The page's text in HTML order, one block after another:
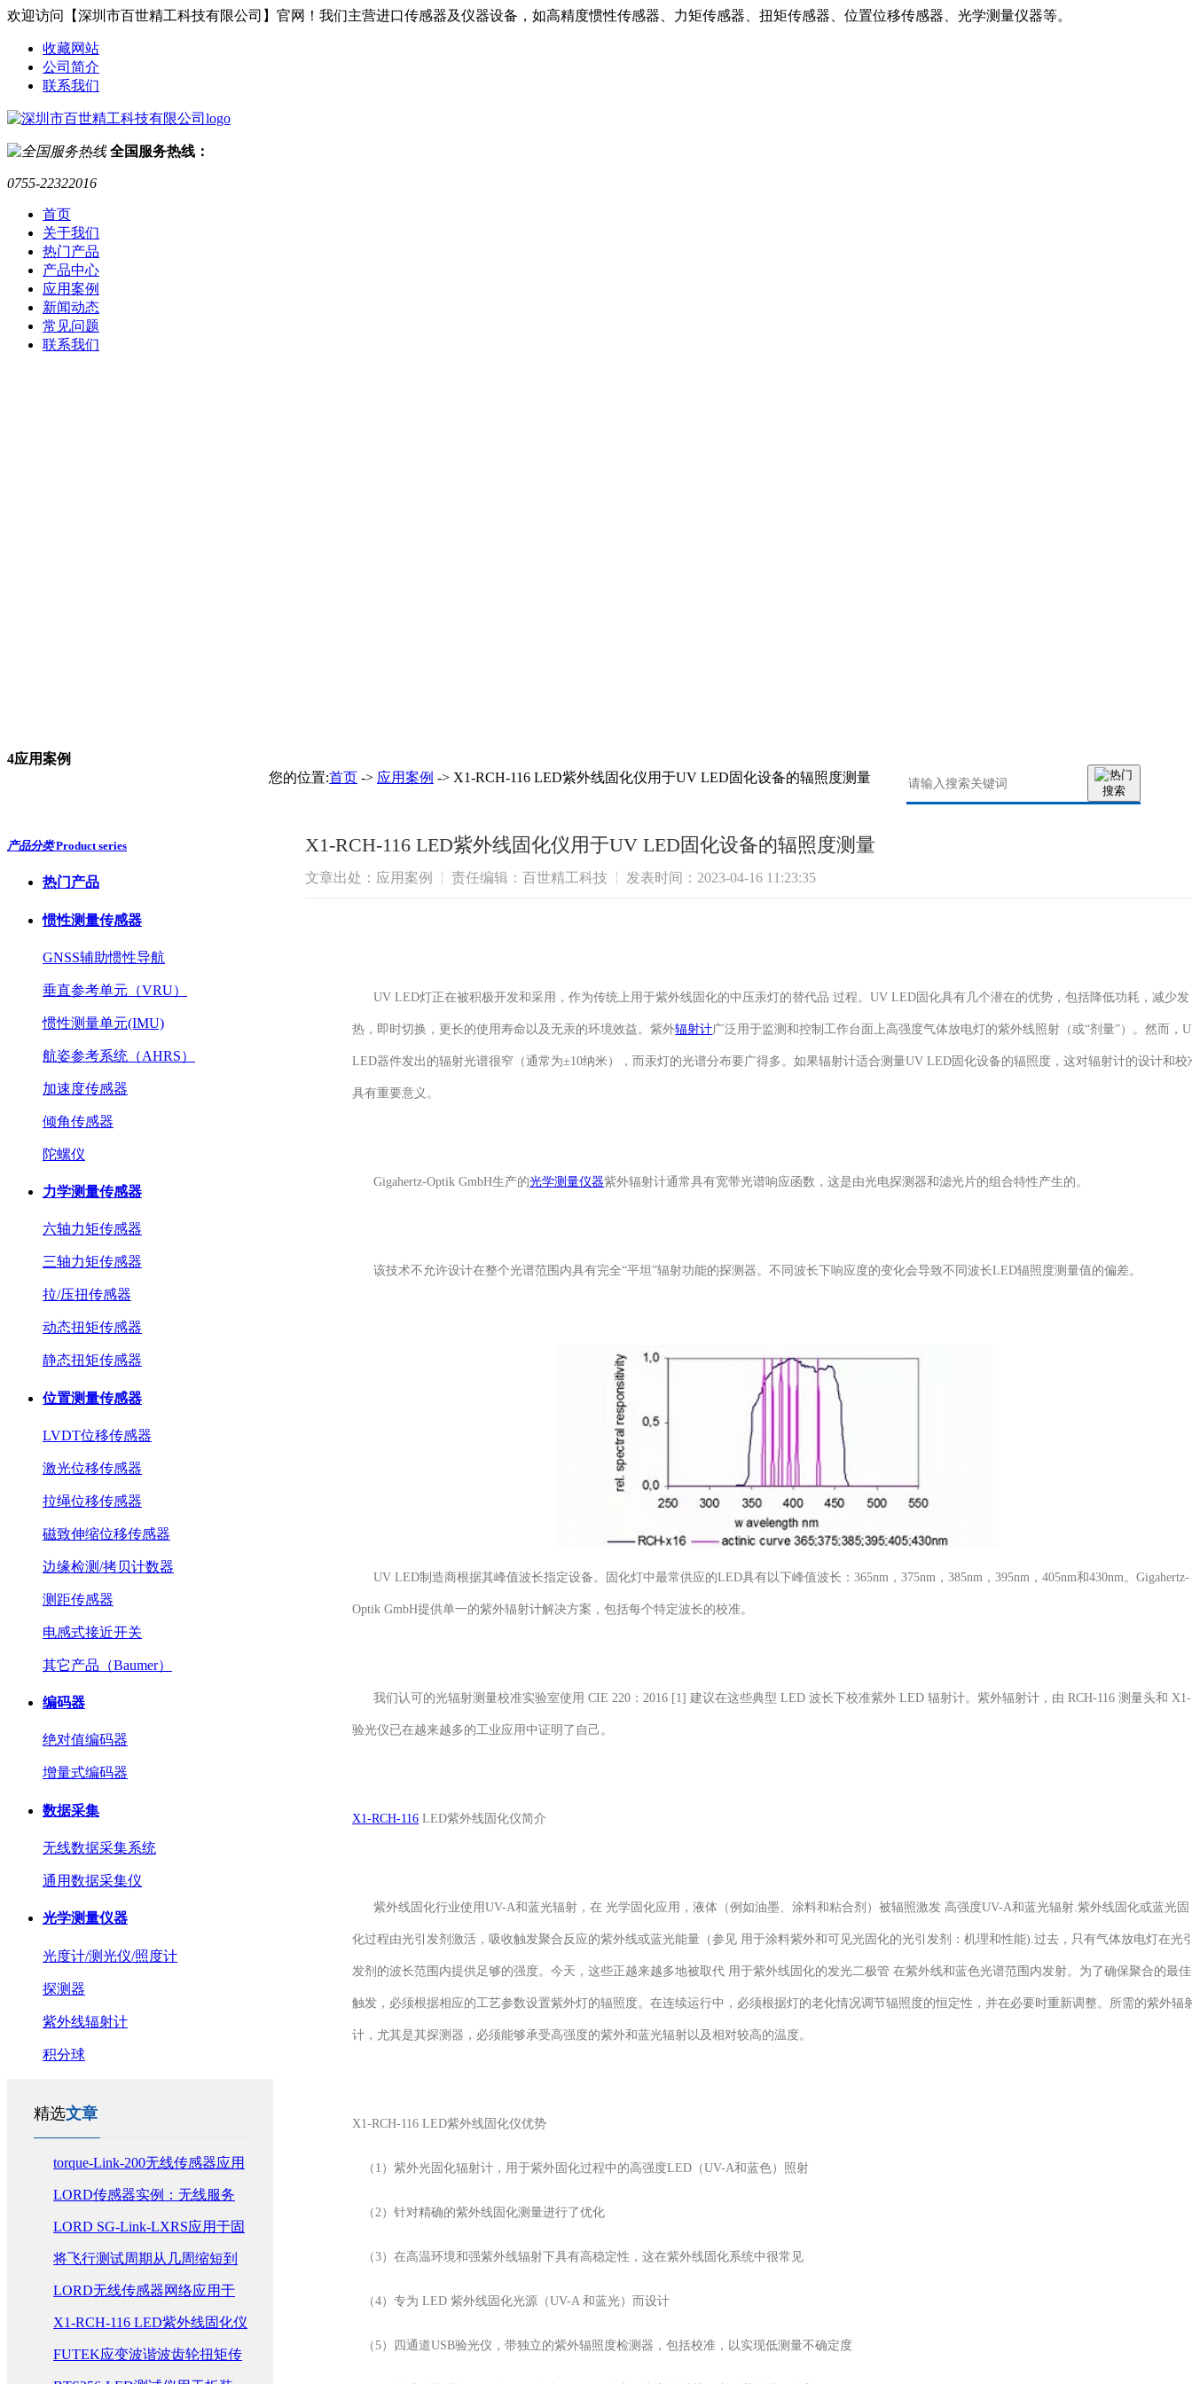
欢迎访问【深圳市百世精工科技有限公司】官网！我们主营进口传感器及仪器设备，如高精度惯性传感器、力矩传感器、扭矩传感器、位置位移传感器、光学测量仪器等。
收藏网站
公司简介
联系我们
全国服务热线：
0755-22322016
首页
关于我们
热门产品
产品中心
应用案例
新闻动态
常见问题
联系我们
4应用案例
您的位置:首页 -> 应用案例 -> X1-RCH-116 LED紫外线固化仪用于UV LED固化设备的辐照度测量
X1-RCH-116 LED紫外线固化仪用于UV LED固化设备的辐照度测量
文章出处：应用案例 责任编辑：百世精工科技 发表时间：2023-04-16 11:23:35
UV LED灯正在被积极开发和采用，作为传统上用于紫外线固化的中压汞灯的替代品 过程。UV LED固化具有几个潜在的优势，包括降低功耗，减少发
热，即时切换，更长的使用寿命以及无汞的环境效益。紫外辐射计广泛用于监测和控制工作台面上高强度气体放电灯的紫外线照射（或“剂量”）。然而，
LED器件发出的辐射光谱很窄（通常为±10纳米），而汞灯的光谱分布要广得多。如果辐射计适合测量UV LED固化设备的辐照度，这对辐射计的设计和校
具有重要意义。
Gigahertz-Optik GmbH生产的光学测量仪器紫外辐射计通常具有宽带光谱响应函数，这是由光电探测器和滤光片的组合特性产生的。
该技术不允许设计在整个光谱范围内具有完全“平坦”辐射功能的探测器。不同波长下响应度的变化会导致不同波长LED辐照度测量值的偏差。
UV LED制造商根据其峰值波长指定设备。固化灯中最常供应的LED具有以下峰值波长：365nm，375nm，385nm，395nm，405nm和430nm。Gigahertz-
Optik GmbH提供单一的紫外辐射计解决方案，包括每个特定波长的校准。
我们认可的光辐射测量校准实验室使用 CIE 220：2016 [1] 建议在这些典型 LED 波长下校准紫外 LED 辐射计。紫外辐射计，由 RCH-116 测量头和
验光仪已在越来越多的工业应用中证明了自己。
X1-RCH-116 LED紫外线固化仪简介
紫外线固化行业使用UV-A和蓝光辐射，在 光学固化应用，液体（例如油墨、涂料和粘合剂）被辐照激发 高强度UV-A和蓝光辐射.紫外线固化或蓝光固
化过程由光引发剂激活，吸收触发聚合反应的紫外线或蓝光能量（参见 用于涂料紫外和可见光固化的光引发剂：机理和性能).过去，只有气体放电灯在光
发剂的波长范围内提供足够的强度。今天，这些正越来越多地被取代 用于紫外线固化的发光二极管 在紫外线和蓝色光谱范围内发射。为了确保聚合的最佳
触发，必须根据相应的工艺参数设置紫外灯的辐照度。在连续运行中，必须根据灯的老化情况调节辐照度的恒定性，并在必要时重新调整。所需的紫外辐
计，尤其是其探测器，必须能够承受高强度的紫外和蓝光辐射以及相对较高的温度。
X1-RCH-116 LED紫外线固化仪优势
（1）紫外光固化辐射计，用于紫外固化过程中的高强度LED（UV-A和蓝色）照射
（2）针对精确的紫外线固化测量进行了优化
（3）在高温环境和强紫外线辐射下具有高稳定性，这在紫外线固化系统中很常见
（4）专为 LED 紫外线固化光源（UV-A 和蓝光）而设计
（5）四通道USB验光仪，带独立的紫外辐照度检测器，包括校准，以实现低测量不确定度
产品分类 Product series
热门产品
惯性测量传感器
GNSS辅助惯性导航
垂直参考单元（VRU）
惯性测量单元(IMU)
航姿参考系统（AHRS）
加速度传感器
倾角传感器
陀螺仪
力学测量传感器
六轴力矩传感器
三轴力矩传感器
拉/压扭传感器
动态扭矩传感器
静态扭矩传感器
位置测量传感器
LVDT位移传感器
激光位移传感器
拉绳位移传感器
磁致伸缩位移传感器
边缘检测/拷贝计数器
测距传感器
电感式接近开关
其它产品（Baumer）
编码器
绝对值编码器
增量式编码器
数据采集
无线数据采集系统
通用数据采集仪
光学测量仪器
光度计/测光仪/照度计
探测器
紫外线辐射计
积分球
精选文章
torque-Link-200无线传感器应用
于SAE 方程式赛车中惯性和转
矩测量
LORD传感器实例：无线服务
器机房环境警报和报告
LORD SG-Link-LXRS应用于固
定翼无线健康监测
将飞行测试周期从几周缩短到
几小时MicroStrain SensorCloud
解决方案简介
LORD无线传感器网络应用于
气候条件的精确测量
X1-RCH-116 LED紫外线固化仪
用于UV LED固化设备的辐照度
FUTEK应变波谐波齿轮扭矩传